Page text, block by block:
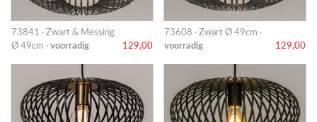
73841 · Zwart & Messing
Ø 49cm · voorradig 129,00
73608 · Zwart Ø 49cm ·
voorradig
129,00